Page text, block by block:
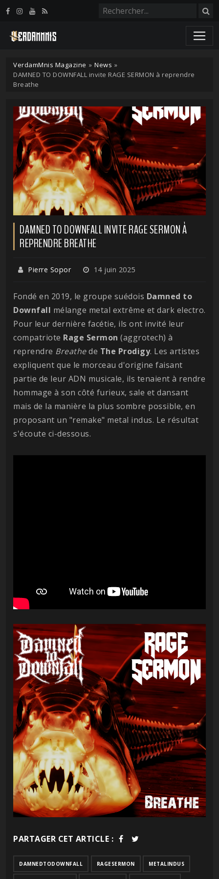
VerdamMnis Magazine » News »
DAMNED TO DOWNFALL invite RAGE SERMON à reprendre
Breathe
DAMNED TO DOWNFALL INVITE RAGE SERMON À
REPRENDRE BREATHE
Pierre Sopor 14 juin 2025
Fondé en 2019, le groupe suédois Damned to
Downfall mélange metal extrême et dark electro.
Pour leur dernière facétie, ils ont invité leur
compatriote Rage Sermon (aggrotech) à
reprendre Breathede The Prodigy. Les artistes
expliquent que le morceau d'origine faisant
partie de leur ADN musicale, ils tenaient à rendre
hommage à son côté furieux, sale et dansant
mais de la manière la plus sombre possible, en
proposant un "remake" metal indus. Le résultat
s'écoute ci-dessous.
PARTAGER CET ARTICLE :
DAMNEDTODOWNFALL RAGESERMON METALINDUS
Panneau de gestion des cookies